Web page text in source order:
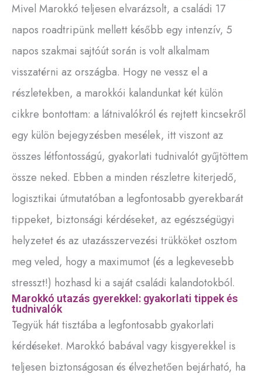
Mivel Marokkó teljesen elvarázsolt, a családi 17
napos roadtripünk mellett később egy intenzív, 5
napos szakmai sajtóút során is volt alkalmam
visszatérni az országba. Hogy ne vessz el a
részletekben, a marokkói kalandunkat két külön
cikkre bontottam: a látnivalókról és rejtett kincsekről
egy külön bejegyzésben mesélek, itt viszont az
összes létfontosságú, gyakorlati tudnivalót gyűjtöttem
össze neked. Ebben a minden részletre kiterjedő,
logisztikai útmutatóban a legfontosabb gyerekbarát
tippeket, biztonsági kérdéseket, az egészségügyi
helyzetet és az utazásszervezési trükköket osztom
meg veled, hogy a maximumot (és a legkevesebb
stresszt!) hozhasd ki a saját családi kalandotokból.
Marokkó utazás gyerekkel: gyakorlati tippek és
tudnivalók
Tegyük hát tisztába a legfontosabb gyakorlati
kérdéseket. Marokkó babával vagy kisgyerekkel is
teljesen biztonságosan és élvezhetően bejárható, ha